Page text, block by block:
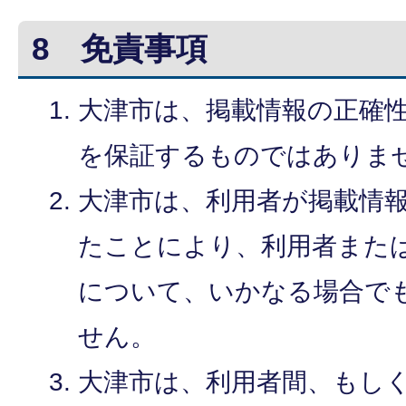
8 免責事項
大津市は、掲載情報の正確
を保証するものではありま
大津市は、利用者が掲載情
たことにより、利用者また
について、いかなる場合で
せん。
大津市は、利用者間、もし